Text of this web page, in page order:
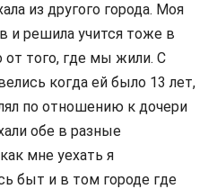
из другого города. Моя
и решила учится тоже в
от того, где мы жили. С
когда ей было 13 лет,
по отношению к дочери
обе в разные
мне уехать я
быт и в том городе где